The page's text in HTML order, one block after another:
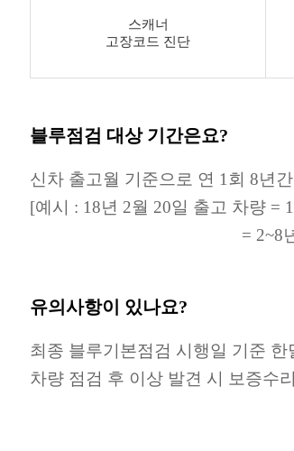
스캐너
고장코드 진단
블루점검 대상 기간은요?
신차 출고월 기준으로 연 1회 8년
[예시 : 18년 2월 20일 출고 차량 =
= 2~8년차 : 매년 3
유의사항이 있나요?
최종 블루기본점검 시행일 기준
차량 점검 후 이상 발견 시 보증수